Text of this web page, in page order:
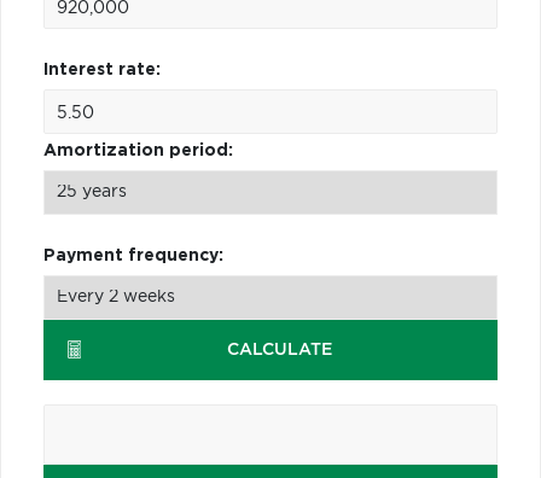
Interest rate:
Amortization period:
Payment frequency:
CALCULATE